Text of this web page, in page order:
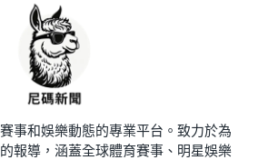
事和娛樂動態的專業平台。致力於為
報導，涵蓋全球體育賽事、明星娛樂